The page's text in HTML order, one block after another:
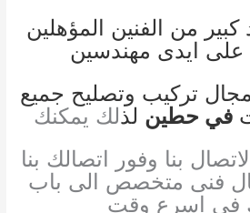
من الفنين المؤهلين
على ايدى مهندسين
تركيب وتصليح جميع
في حطين لذلك يمكنك
بنا وفور اتصالك بنا
فنى متخصص الى باب
فى اسرع وقت